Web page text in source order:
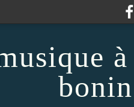
bonin